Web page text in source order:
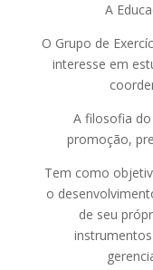
A
O Grupo de
interesse em
A filosofia
promoção,
Tem como
o
de seu